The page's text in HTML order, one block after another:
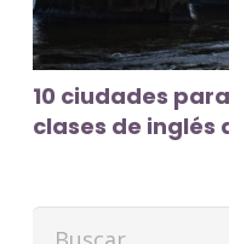
10 ciudades
clases de inglés